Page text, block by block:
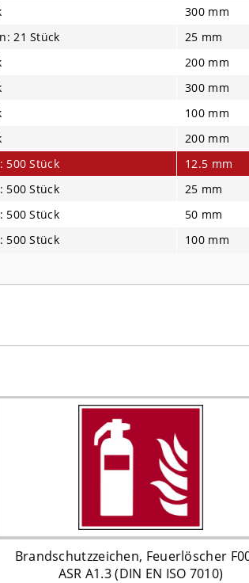
300 mm
21 Stück 25 mm
200 mm
300 mm
100 mm
200 mm
500 Stück 12.5 mm
500 Stück 25 mm
500 Stück 50 mm
500 Stück 100 mm
Brandschutzzeichen, Feuerlöscher
ASR A1.3 (DIN EN ISO 7010)